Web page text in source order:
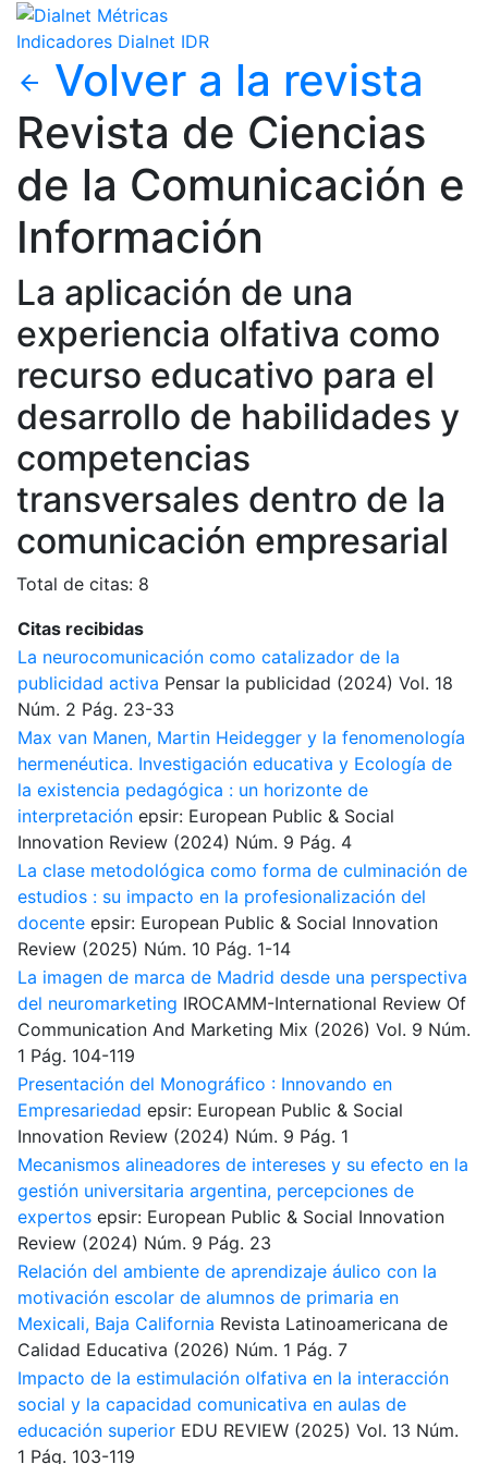
Indicadores Dialnet IDR
arrow_back
Volver a la revista
Revista de Ciencias
de la Comunicación e
Información
La aplicación de una
experiencia olfativa como
recurso educativo para el
desarrollo de habilidades y
competencias
transversales dentro de la
comunicación empresarial
Total de citas: 8
Citas recibidas
La neurocomunicación como catalizador de la
publicidad activa Pensar la publicidad (2024) Vol. 18
Núm. 2 Pág. 23-33
Max van Manen, Martin Heidegger y la fenomenología
hermenéutica. Investigación educativa y Ecología de
la existencia pedagógica : un horizonte de
interpretación epsir: European Public & Social
Innovation Review (2024) Núm. 9 Pág. 4
La clase metodológica como forma de culminación de
estudios : su impacto en la profesionalización del
docente epsir: European Public & Social Innovation
Review (2025) Núm. 10 Pág. 1-14
La imagen de marca de Madrid desde una perspectiva
del neuromarketing IROCAMM-International Review Of
Communication And Marketing Mix (2026) Vol. 9 Núm.
1 Pág. 104-119
Presentación del Monográfico : Innovando en
Empresariedad epsir: European Public & Social
Innovation Review (2024) Núm. 9 Pág. 1
Mecanismos alineadores de intereses y su efecto en la
gestión universitaria argentina, percepciones de
expertos epsir: European Public & Social Innovation
Review (2024) Núm. 9 Pág. 23
Relación del ambiente de aprendizaje áulico con la
motivación escolar de alumnos de primaria en
Mexicali, Baja California Revista Latinoamericana de
Calidad Educativa (2026) Núm. 1 Pág. 7
Impacto de la estimulación olfativa en la interacción
social y la capacidad comunicativa en aulas de
educación superior EDU REVIEW (2025) Vol. 13 Núm.
1 Pág. 103-119